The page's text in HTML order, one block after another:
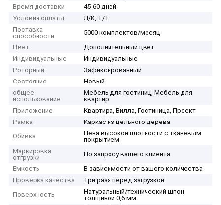
Время доставки
45-60 дней
Условия оплаты
Л/К, Т/Т
Поставка
способности
5000 комплектов/месяц
Цвет
Дополнительный цвет
Индивидуальные
Индивидуальные
Роторный
Зафиксированный
Состояние
Новый
общее
использование
Мебель для гостиниц, Мебель для
квартир
Приложение
Квартира, Вилла, Гостиница, Проект
Рамка
Каркас из цельного дерева
Обивка
Пена высокой плотности с тканевым
покрытием
Маркировка
отгрузки
По запросу вашего клиента
Емкость
В зависимости от вашего количества
Проверка качества
Три раза перед загрузкой
Поверхность
Натуральный/технический шпон
толщиной 0,6 мм.